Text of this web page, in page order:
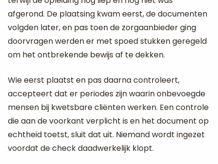
afgerond. De plaatsing kwam eerst, de documenten
volgden later, en pas toen de zorgaanbieder ging
doorvragen werden er met spoed stukken geregeld
om het ontbrekende bewijs af te dekken.
Wie eerst plaatst en pas daarna controleert,
accepteert dat er periodes zijn waarin onbevoegde
mensen bij kwetsbare cliënten werken. Een controle
die aan de voorkant verplicht is en het document op
echtheid toetst, sluit dat uit. Niemand wordt ingezet
voordat de check daadwerkelijk klopt.